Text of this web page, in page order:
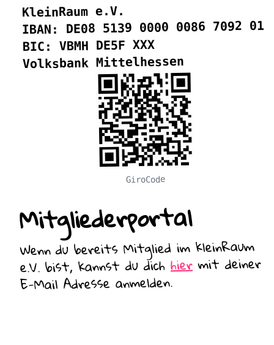
KleinRaum e.V.
IBAN: DE08 5139 0000 0086 7092 01
BIC: VBMH DE5F XXX
Volksbank Mittelhessen
GiroCode
Mitgliederportal
Wenn du bereits Mitglied im kleinRaum
e.V. bist, kannst du dichhiermit deiner
E-Mail Adresse anmelden.